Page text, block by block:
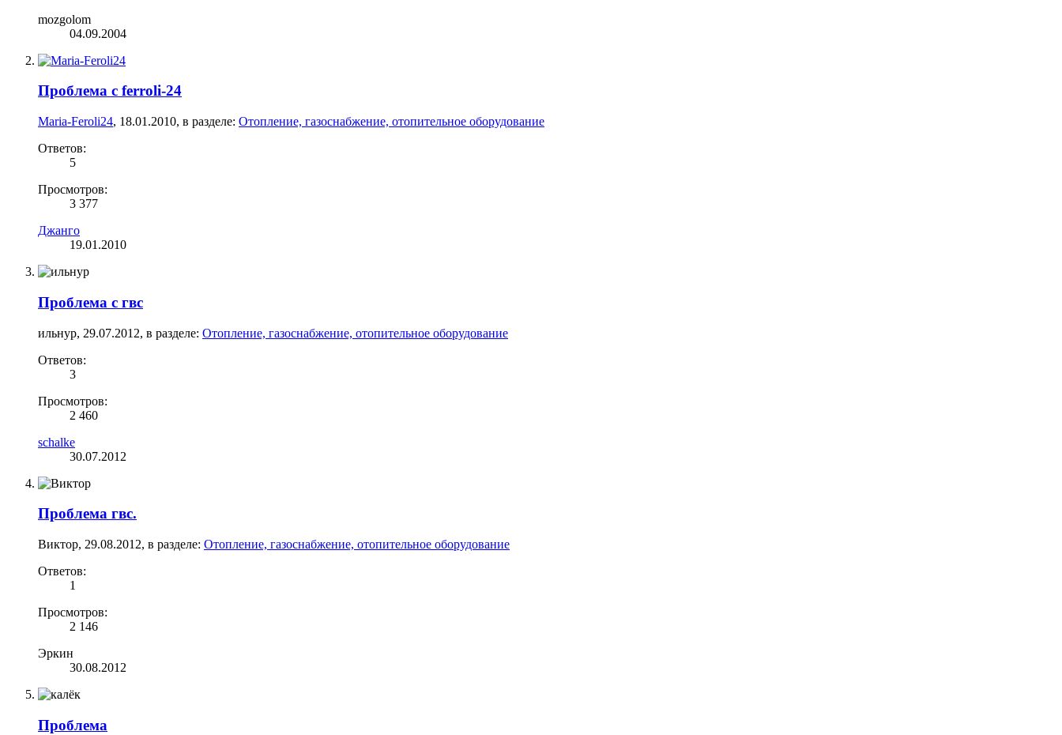
mozgolom
04.09.2004
Проблема с ferroli-24
Maria-Feroli24, 18.01.2010, в разделе: Отопление, газоснабжение, отопительное оборудование
Ответов:
5
Просмотров:
3 377
Джанго
19.01.2010
Проблема с гвс
ильнур, 29.07.2012, в разделе: Отопление, газоснабжение, отопительное оборудование
Ответов:
3
Просмотров:
2 460
schalke
30.07.2012
Проблема гвс.
Виктор, 29.08.2012, в разделе: Отопление, газоснабжение, отопительное оборудование
Ответов:
1
Просмотров:
2 146
Эркин
30.08.2012
Проблема